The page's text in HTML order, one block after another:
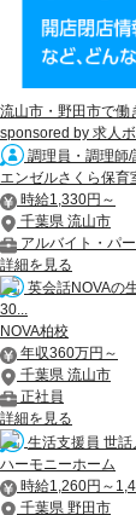
流山市・野田市で働
sponsored by 求人
調理員・調理師
エンゼルさくら保育
時給1,330円～
千葉県 流山市
アルバイト・パー
詳細を見る
英会話NOVAの
30...
NOVA柏校
年収360万円～
千葉県 流山市
正社員
詳細を見る
生活支援員 世
ハーモニーホーム
時給1,260円～
千葉県 野田市